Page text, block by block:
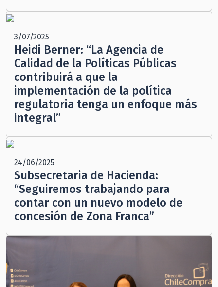
3/07/2025
Heidi Berner: “La Agencia de
Calidad de la Políticas Públicas
contribuirá a que la
implementación de la política
regulatoria tenga un enfoque más
integral”
24/06/2025
Subsecretaria de Hacienda:
“Seguiremos trabajando para
contar con un nuevo modelo de
concesión de Zona Franca”